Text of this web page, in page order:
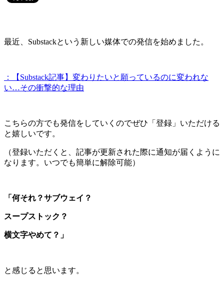
最近、Substackという新しい媒体での発信を始めました。
：【Substack記事】変わりたいと願っているのに変われな
い…その衝撃的な理由
こちらの方でも発信をしていくのでぜひ「登録」いただける
と嬉しいです。
（登録いただくと、記事が更新された際に通知が届くように
なります。いつでも簡単に解除可能）
「何それ？サブウェイ？
スープストック？
横文字やめて？」
と感じると思います。